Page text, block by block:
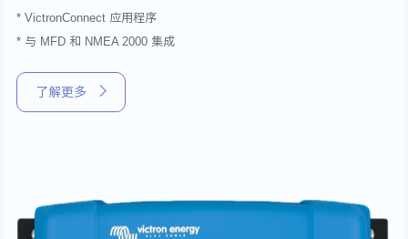
* VictronConnect 应用程序
* 与 MFD 和 NMEA 2000 集成
了解更多